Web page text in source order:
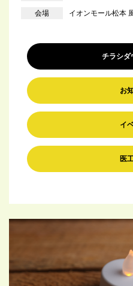
会場 イオンモール松本
チラシダ
お
イ
医